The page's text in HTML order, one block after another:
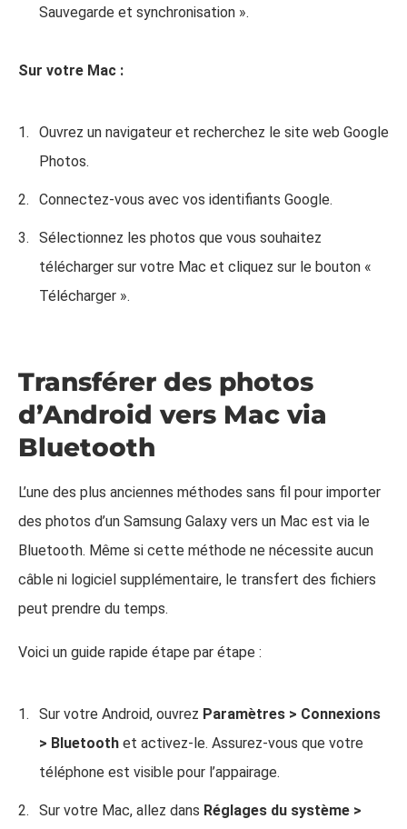
Sauvegarde et synchronisation ».
Sur votre Mac :
Ouvrez un navigateur et recherchez le site web Google
Photos.
Connectez-vous avec vos identifiants Google.
Sélectionnez les photos que vous souhaitez
télécharger sur votre Mac et cliquez sur le bouton «
Télécharger ».
Transférer des photos
d’Android vers Mac via
Bluetooth
L’une des plus anciennes méthodes sans fil pour importer
des photos d’un Samsung Galaxy vers un Mac est via le
Bluetooth. Même si cette méthode ne nécessite aucun
câble ni logiciel supplémentaire, le transfert des fichiers
peut prendre du temps.
Voici un guide rapide étape par étape :
Sur votre Android, ouvrez Paramètres > Connexions
> Bluetooth et activez-le. Assurez-vous que votre
téléphone est visible pour l’appairage.
Sur votre Mac, allez dans Réglages du système >